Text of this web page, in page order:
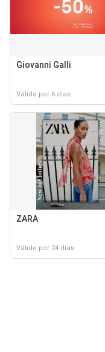
Giovanni Galli
Válido por 6 dias
ZARA
Válido por 24 dias